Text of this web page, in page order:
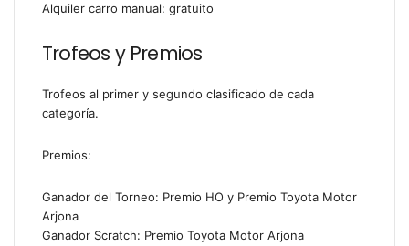
Alquiler carro manual: gratuito
Trofeos y Premios
Trofeos al primer y segundo clasificado de cada
categoría.
Premios:
Ganador del Torneo: Premio HO y Premio Toyota Motor
Arjona
Ganador Scratch: Premio Toyota Motor Arjona